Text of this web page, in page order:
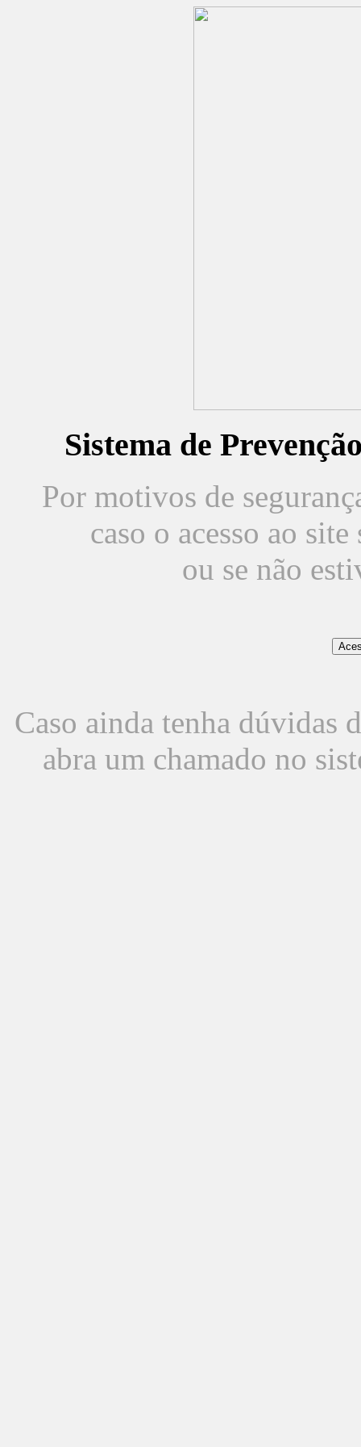
Sistema de
Por motivos de
caso o acesso ao
ou se não
Caso ainda tenha dúvidas
abra um chamado no